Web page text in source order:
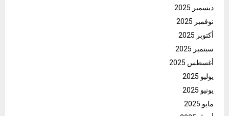
ديسمبر 2025
نوفمبر 2025
أكتوبر 2025
سبتمبر 2025
أغسطس 2025
يوليو 2025
يونيو 2025
مايو 2025